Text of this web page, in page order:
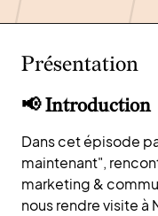
Présentation
📢 Introduction
Dans cet épisode
maintenant",
marketing &
nous rendre visite à